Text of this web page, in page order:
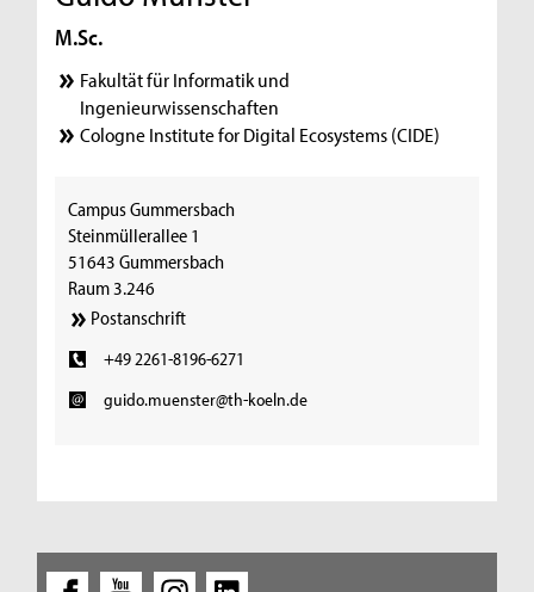
M.Sc.
Fakultät für Informatik und
Ingenieurwissenschaften
Cologne Institute for Digital Ecosystems (CIDE)
Campus Gummersbach
Steinmüllerallee 1
51643 Gummersbach
Raum 3.246
Postanschrift
+49 2261-8196-6271
guido.muenster@th-koeln.de